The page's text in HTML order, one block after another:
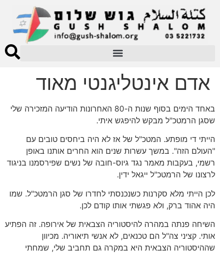
אדם אינטליגנטי מאוד
באחד הימים בסוף שנות ה-80 האחרונות הודיעה המזכירה שלי
שסגן הרמטכ"ל מבקש להיפגש איתי.
הייתי די מופתע. המטכ"ל של אז לא היה ביחסים טובים עם
"העולם הזה". במשך עשרות שנים הוא החרים אותנו באופן
רשמי, בעקבות מאמר נגד גיוס-חובה של נשים שפירסמנו בניגוד
לרצונו של הרמטכ"ל ייגאל ידין.
לכן הייתי מלא סקרנות כשנכנסתי לחדרו של סגן הרמטכ"ל. שמו
היה אהוד ברק, ולא פגשתי אותו קודם לכן.
השיחה פנתה במהרה להיסטוריה הצבאית של אירופה. זה הפתיע
אותי. קציני צה"ל הם טכנאים, לא אנשי תיאוריה. מכיוון
שההיסטוריה הצבאית היא במקרה גם תחביב שלי, שמחתי